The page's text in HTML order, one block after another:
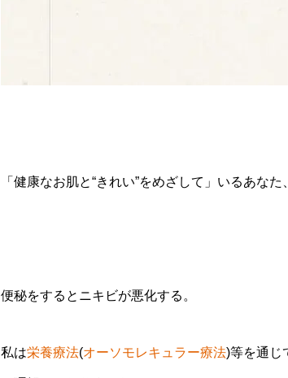
「健康なお肌と“きれい”をめざして」いるあな
便秘をするとニキビが悪化する。
私は栄養療法(オーソモレキュラー療法)等を通じ